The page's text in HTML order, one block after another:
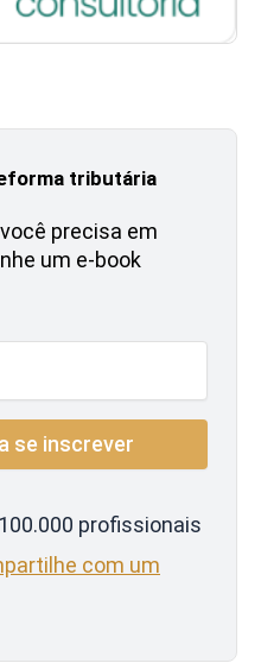
tributária
precisa em
um e-book
profissionais
com um